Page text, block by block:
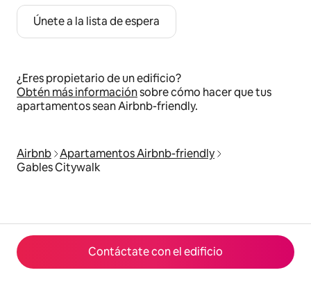
Contáctate con el edificio
Únete a la lista de espera
¿Eres propietario de un edificio?
Obtén más informaciónsobre cómo hacer que tus
apartamentos sean Airbnb-friendly.
Airbnb Apartamentos Airbnb-friendly
Gables Citywalk